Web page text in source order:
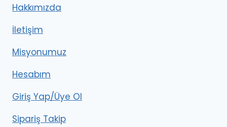
Hakkımızda
İletişim
Misyonumuz
Hesabım
Giriş Yap/Üye Ol
Sipariş Takip